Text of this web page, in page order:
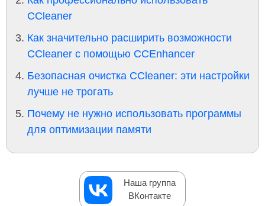
CCleaner
Как значительно расширить возможности
CCleaner с помощью CCEnhancer
Безопасная очистка CCleaner: эти настройки
лучше не трогать
Почему не нужно использовать программы
для оптимизации памяти
Наша группа
ВКонтакте